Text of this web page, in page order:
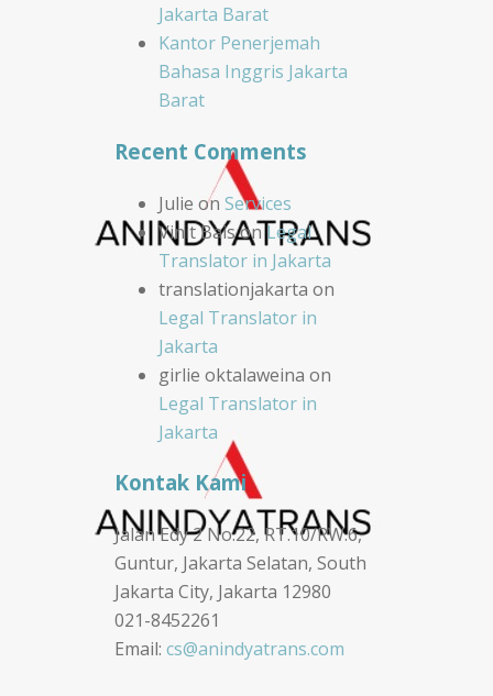
Jakarta Barat
Kantor Penerjemah
Bahasa Inggris Jakarta
Barat
Recent Comments
Julie on Services
Vinit BaisonLegal
Translator in Jakarta
translationjakarta on
Legal Translator in
Jakarta
girlie oktalaweina on
Legal Translator in
Jakarta
Kontak Kami
Jalan Edy 2 No.22, RT.10/RW.6,
Guntur, Jakarta Selatan, South
Jakarta City, Jakarta 12980
021-8452261
Email: cs@anindyatrans.com